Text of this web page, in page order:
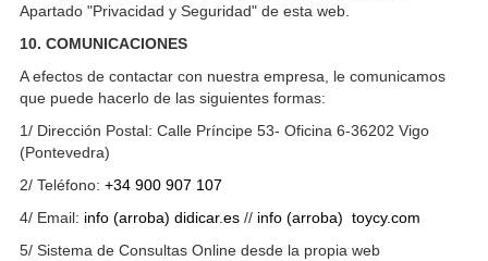
Apartado "Privacidad y Seguridad" de esta web.
10. COMUNICACIONES
A efectos de contactar con nuestra empresa, le comunicamos
que puede hacerlo de las siguientes formas:
1/ Dirección Postal: Calle Príncipe 53- Oficina 6-36202 Vigo
(Pontevedra)
2/ Teléfono: +34 900 907 107
4/ Email: info (arroba) didicar.es // info (arroba) toycy.com
5/ Sistema de Consultas Online desde la propia web